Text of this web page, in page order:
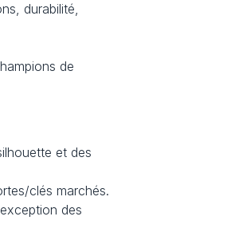
durabilité,
de
et des
clés marchés.
des